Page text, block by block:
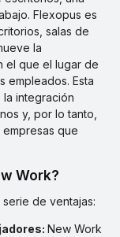
Flexopus es
salas de
la
el que el lugar de
empleados. Esta
integración
y, por lo tanto,
que
Work?
de ventajas:
New Work